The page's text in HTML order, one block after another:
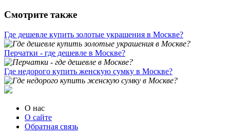
Смотрите также
Где дешевле купить золотые украшения в Москве?
Перчатки - где дешевле в Москве?
Где недорого купить женскую сумку в Москве?
О нас
О сайте
Обратная связь